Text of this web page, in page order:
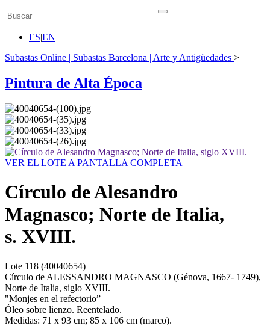
ES|EN
Subastas Online | Subastas Barcelona | Arte y Antigüedades >
Pintura de Alta Época
VER EL LOTE A PANTALLA COMPLETA
Círculo de Alesandro
Magnasco; Norte de Italia,
s. XVIII.
Lote 118 (40040654)
Círculo de ALESSANDRO MAGNASCO (Génova, 1667- 1749),
Norte de Italia, siglo XVIII.
"Monjes en el refectorio”
Óleo sobre lienzo. Reentelado.
Medidas: 71 x 93 cm; 85 x 106 cm (marco).